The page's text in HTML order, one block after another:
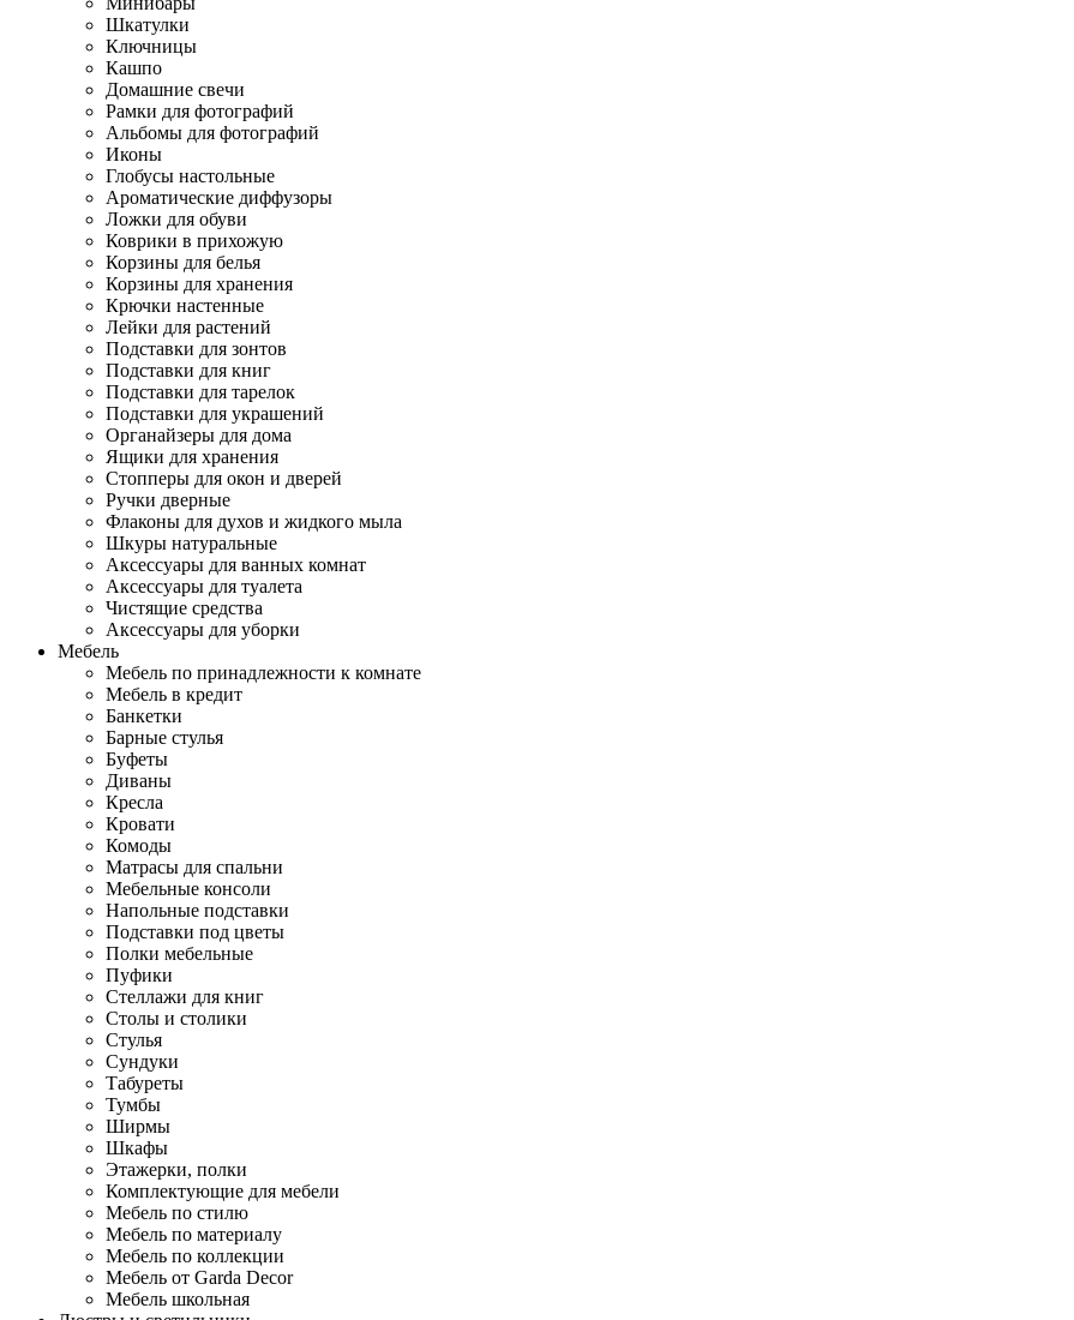
Шкатулки
Ключницы
Кашпо
Домашние свечи
Рамки для фотографий
Альбомы для фотографий
Иконы
Глобусы настольные
Ароматические диффузоры
Ложки для обуви
Коврики в прихожую
Корзины для белья
Корзины для хранения
Крючки настенные
Лейки для растений
Подставки для зонтов
Подставки для книг
Подставки для тарелок
Подставки для украшений
Органайзеры для дома
Ящики для хранения
Стопперы для окон и дверей
Ручки дверные
Флаконы для духов и жидкого мыла
Шкуры натуральные
Аксессуары для ванных комнат
Аксессуары для туалета
Чистящие средства
Аксессуары для уборки
Мебель
Мебель по принадлежности к комнате
Мебель в кредит
Банкетки
Барные стулья
Буфеты
Диваны
Кресла
Кровати
Комоды
Матрасы для спальни
Мебельные консоли
Напольные подставки
Подставки под цветы
Полки мебельные
Пуфики
Стеллажи для книг
Столы и столики
Стулья
Сундуки
Табуреты
Тумбы
Ширмы
Шкафы
Этажерки, полки
Комплектующие для мебели
Мебель по стилю
Мебель по материалу
Мебель по коллекции
Мебель от Garda Decor
Мебель школьная